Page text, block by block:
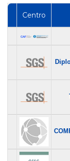
Centro